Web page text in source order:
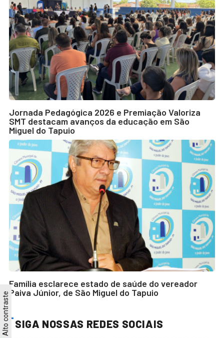
Alto contraste
Jornada Pedagógica 2026 e Premiação Valoriza
SMT destacam avanços da educação em São
Miguel do Tapuio
Família esclarece estado de saúde do vereador
Paiva Júnior, de São Miguel do Tapuio
SIGA NOSSAS REDES SOCIAIS